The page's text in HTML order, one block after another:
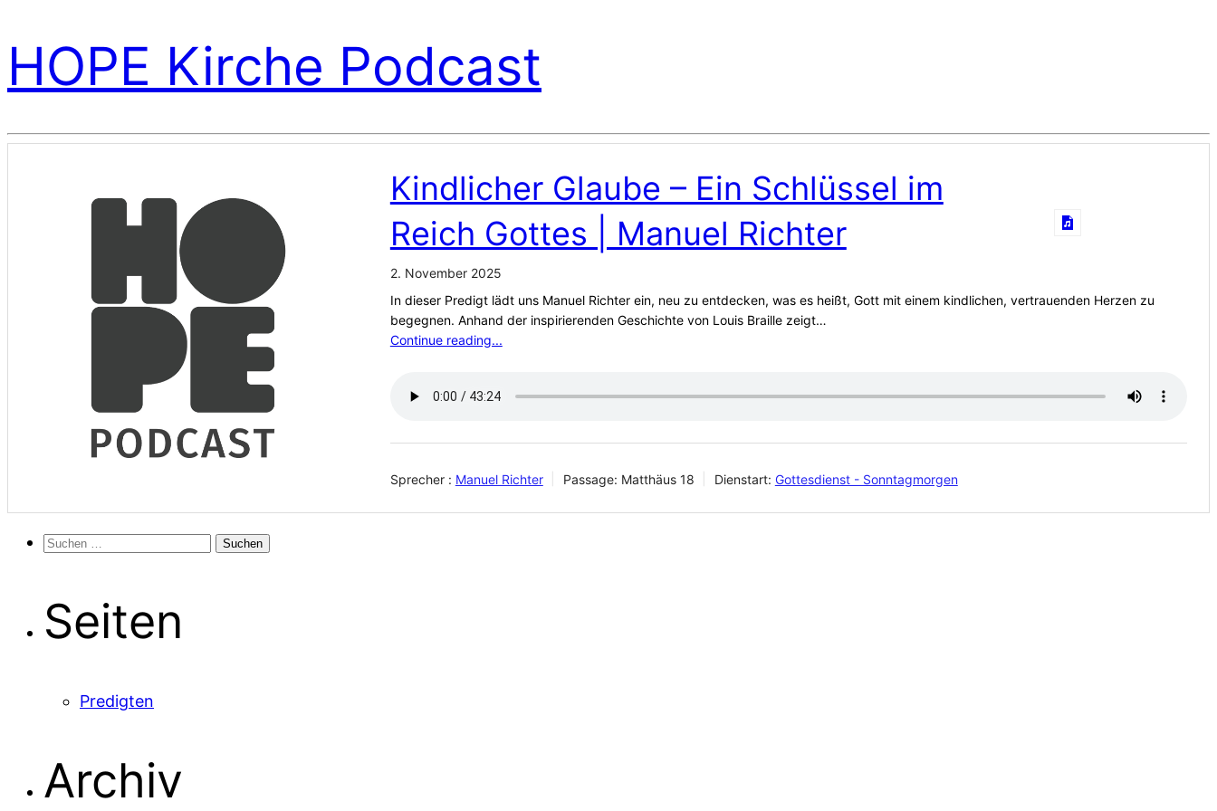
HOPE Kirche Podcast
Kindlicher Glaube – Ein Schlüssel im
Reich Gottes | Manuel Richter
2. November 2025
In dieser Predigt lädt uns Manuel Richter ein, neu zu entdecken, was es heißt, Gott mit einem kindlichen, vertrauenden Herzen zu
begegnen. Anhand der inspirierenden Geschichte von Louis Braille zeigt…
Continue reading...
Sprecher : Manuel Richter Passage: Matthäus 18 Dienstart: Gottesdienst - Sonntagmorgen
Suchen
Seiten
Predigten
Archiv